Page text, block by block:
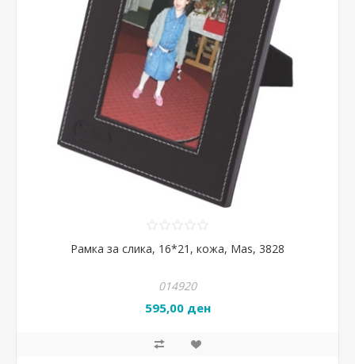
Рамка за слика, 16*21, кожа, Mas, 3828
014920
595,00 ден